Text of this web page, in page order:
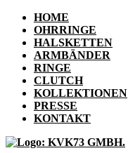
HOME
OHRRINGE
HALSKETTEN
ARMBÄNDER
RINGE
CLUTCH
KOLLEKTIONEN
PRESSE
KONTAKT